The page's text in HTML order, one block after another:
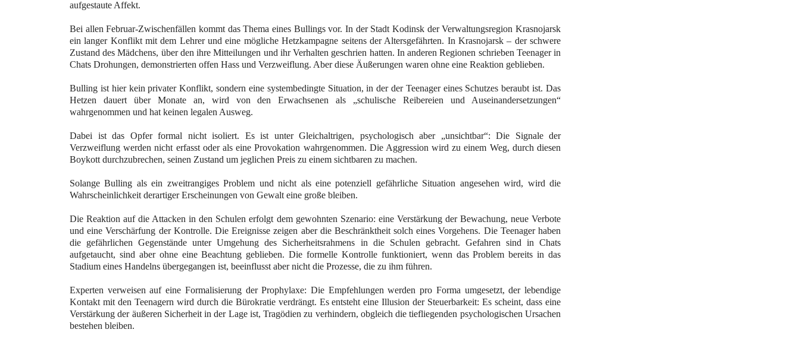
aufgestaute Affekt.
Bei allen Februar-Zwischenfällen kommt das Thema eines Bullings vor. In der Stadt Kodinsk der Verwaltungsregion Krasnojarsk
ein langer Konflikt mit dem Lehrer und eine mögliche Hetzkampagne seitens der Altersgefährten. In Krasnojarsk – der schwere
Zustand des Mädchens, über den ihre Mitteilungen und ihr Verhalten geschrien hatten. In anderen Regionen schrieben Teenager in
Chats Drohungen, demonstrierten offen Hass und Verzweiflung. Aber diese Äußerungen waren ohne eine Reaktion geblieben.
Bulling ist hier kein privater Konflikt, sondern eine systembedingte Situation, in der der Teenager eines Schutzes beraubt ist. Das
Hetzen dauert über Monate an, wird von den Erwachsenen als „schulische Reibereien und Auseinandersetzungen“
wahrgenommen und hat keinen legalen Ausweg.
Dabei ist das Opfer formal nicht isoliert. Es ist unter Gleichaltrigen, psychologisch aber „unsichtbar“: Die Signale der
Verzweiflung werden nicht erfasst oder als eine Provokation wahrgenommen. Die Aggression wird zu einem Weg, durch diesen
Boykott durchzubrechen, seinen Zustand um jeglichen Preis zu einem sichtbaren zu machen.
Solange Bulling als ein zweitrangiges Problem und nicht als eine potenziell gefährliche Situation angesehen wird, wird die
Wahrscheinlichkeit derartiger Erscheinungen von Gewalt eine große bleiben.
Die Reaktion auf die Attacken in den Schulen erfolgt dem gewohnten Szenario: eine Verstärkung der Bewachung, neue Verbote
und eine Verschärfung der Kontrolle. Die Ereignisse zeigen aber die Beschränktheit solch eines Vorgehens. Die Teenager haben
die gefährlichen Gegenstände unter Umgehung des Sicherheitsrahmens in die Schulen gebracht. Gefahren sind in Chats
aufgetaucht, sind aber ohne eine Beachtung geblieben. Die formelle Kontrolle funktioniert, wenn das Problem bereits in das
Stadium eines Handelns übergegangen ist, beeinflusst aber nicht die Prozesse, die zu ihm führen.
Experten verweisen auf eine Formalisierung der Prophylaxe: Die Empfehlungen werden pro Forma umgesetzt, der lebendige
Kontakt mit den Teenagern wird durch die Bürokratie verdrängt. Es entsteht eine Illusion der Steuerbarkeit: Es scheint, dass eine
Verstärkung der äußeren Sicherheit in der Lage ist, Tragödien zu verhindern, obgleich die tiefliegenden psychologischen Ursachen
bestehen bleiben.